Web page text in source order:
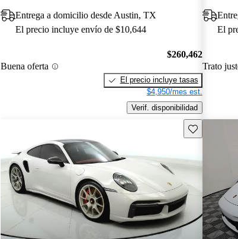
Entrega a domicilio desde Austin, TX
El precio incluye envío de $10,644
Buena oferta
$260,462
El precio incluye tasas
$4,950/mes est.
Verif. disponibilidad
El
Trato
Guarda este